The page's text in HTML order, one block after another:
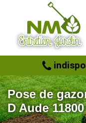
Pose de
D Aude